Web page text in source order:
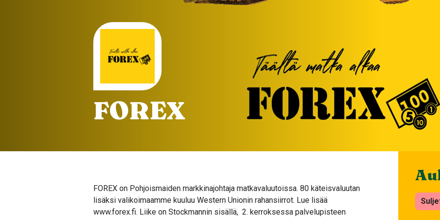
FOREX
FOREX on Pohjoismaiden markkinajohtaja matkavaluutoissa. 80 käteisvaluutan
lisäksi valikoimaamme kuuluu Western Unionin rahansiirrot. Lue lisää
www.forex.fi. Liike on Stockmannin sisällä, 2. kerroksessa palvelupisteen